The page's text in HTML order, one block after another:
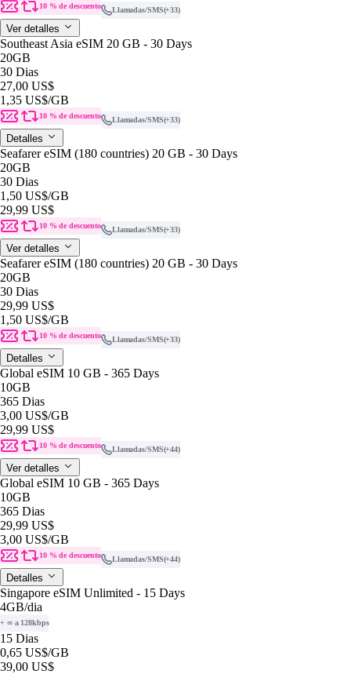
10 % de descuento Llamadas/SMS(+33)
Ver detalles
Southeast Asia eSIM 20 GB - 30 Days
20GB
30 Dias
27,00 US$
1,35 US$/GB
10 % de descuento Llamadas/SMS(+33)
Detalles
Seafarer eSIM (180 countries) 20 GB - 30 Days
20GB
30 Dias
1,50 US$/GB
29,99 US$
10 % de descuento Llamadas/SMS(+33)
Ver detalles
Seafarer eSIM (180 countries) 20 GB - 30 Days
20GB
30 Dias
29,99 US$
1,50 US$/GB
10 % de descuento Llamadas/SMS(+33)
Detalles
Global eSIM 10 GB - 365 Days
10GB
365 Dias
3,00 US$/GB
29,99 US$
10 % de descuento Llamadas/SMS(+44)
Ver detalles
Global eSIM 10 GB - 365 Days
10GB
365 Dias
29,99 US$
3,00 US$/GB
10 % de descuento Llamadas/SMS(+44)
Detalles
Singapore eSIM Unlimited - 15 Days
4GB/dia
+ ∞ a 128kbps
15 Dias
0,65 US$/GB
39,00 US$